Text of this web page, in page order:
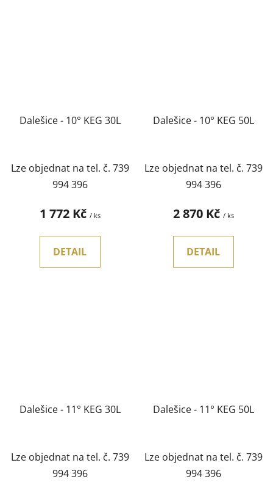
Dalešice - 10° KEG 30L
Lze objednat na tel. č. 739
994 396
1 772 Kč / ks
DETAIL
Dalešice - 10° KEG 50L
Lze objednat na tel. č. 739
994 396
2 870 Kč / ks
DETAIL
Dalešice - 11° KEG 30L
Lze objednat na tel. č. 739
994 396
Dalešice - 11° KEG 50L
Lze objednat na tel. č. 739
994 396